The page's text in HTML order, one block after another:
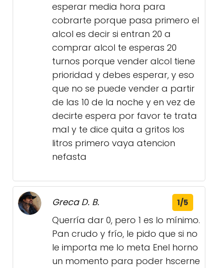
esperar media hora para
cobrarte porque pasa primero el
alcol es decir si entran 20 a
comprar alcol te esperas 20
turnos porque vender alcol tiene
prioridad y debes esperar, y eso
que no se puede vender a partir
de las 10 de la noche y en vez de
decirte espera por favor te trata
mal y te dice quita a gritos los
litros primero vaya atencion
nefasta
Greca D. B. 1/5
Querría dar 0, pero 1 es lo mínimo.
Pan crudo y frío, le pido que si no
le importa me lo meta Enel horno
un momento para poder hscerne